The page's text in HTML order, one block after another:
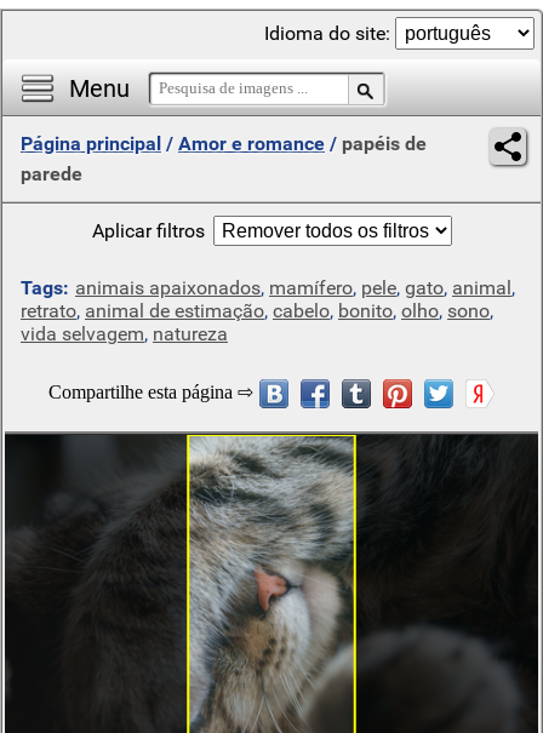
Menu
Idioma do site:
Página principal / Amor e romance / papéis de
parede
Aplicar filtros
Tags: animais apaixonados, mamífero, pele, gato, animal,
retrato, animal de estimação, cabelo, bonito, olho, sono,
vida selvagem, natureza